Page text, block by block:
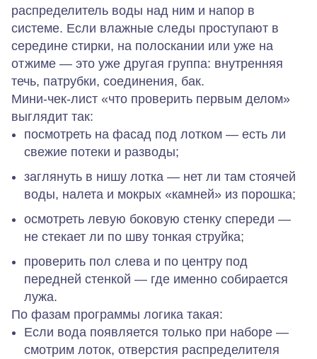
распределитель воды над ним и напор в
системе. Если влажные следы проступают в
середине стирки, на полоскании или уже на
отжиме — это уже другая группа: внутренняя
течь, патрубки, соединения, бак.
Мини‑чек‑лист «что проверить первым делом»
выглядит так:
посмотреть на фасад под лотком — есть ли
свежие потеки и разводы;
заглянуть в нишу лотка — нет ли там стоячей
воды, налета и мокрых «камней» из порошка;
осмотреть левую боковую стенку спереди —
не стекает ли по шву тонкая струйка;
проверить пол слева и по центру под
передней стенкой — где именно собирается
лужа.
По фазам программы логика такая:
Если вода появляется только при наборе —
смотрим лоток, отверстия распределителя